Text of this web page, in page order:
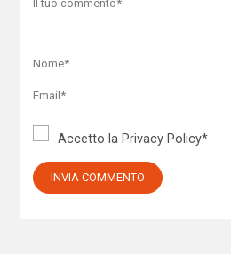
Accetto la Privacy Policy*